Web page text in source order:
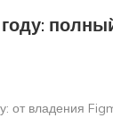
от владения